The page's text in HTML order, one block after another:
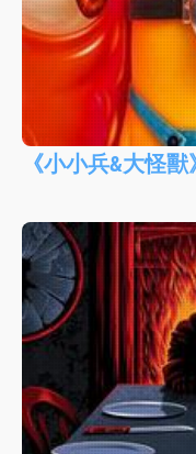
《小小兵&大怪